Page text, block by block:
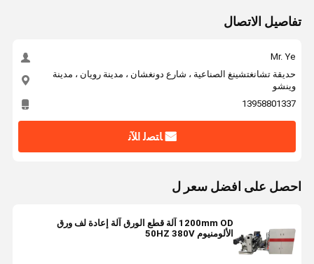
تفاصيل الاتصال
Mr. Ye
حديقة تشانغتشينغ الصناعية ، شارع دونغشان ، مدينة رويان ، مدينة
وينشو
13958801337
ﺎﺘﺼﻟ ﺍﻶﻧ
احصل على افضل سعر ل
1200mm OD آلة قطع الورق آلة إعادة لف ورق
الألومنيوم 50HZ 380V